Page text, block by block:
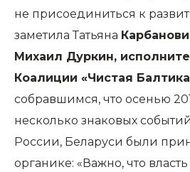
не присоединиться к
заметила Татьяна
Михаил Дуркин,
Коалиции «Чистая
собравшимся, что осенью
несколько знаковых
России, Беларуси были
органике: «Важно, что